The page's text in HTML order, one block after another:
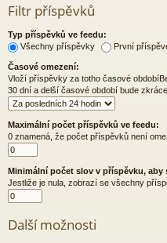
Filtr příspěvků
Typ příspěvků ve feedu:
Všechny příspěvky
První
Časové omezení:
Vloží příspěvky za totho časové
30 dní a delší časové období bude
Maximální počet příspěvků ve feedu:
0 znamená, že počet příspěvků není
Minimální počet slov v příspěvku, aby
Jestliže je nula, zobrazí se všechny
Další možnosti